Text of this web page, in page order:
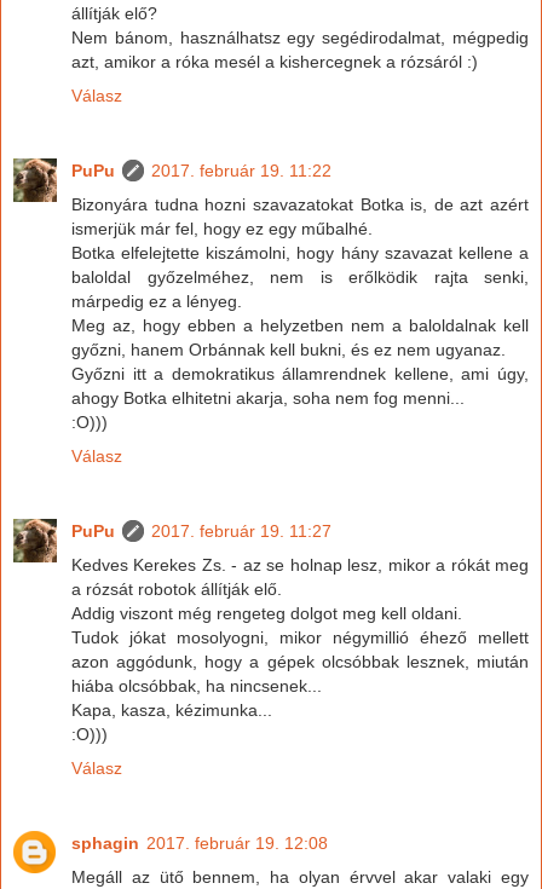
állítják elő?
Nem bánom, használhatsz egy segédirodalmat, mégpedig
azt, amikor a róka mesél a kishercegnek a rózsáról :)
Válasz
PuPu
2017. február 19. 11:22
Bizonyára tudna hozni szavazatokat Botka is, de azt azért
ismerjük már fel, hogy ez egy műbalhé.
Botka elfelejtette kiszámolni, hogy hány szavazat kellene a
baloldal győzelméhez, nem is erőlködik rajta senki,
márpedig ez a lényeg.
Meg az, hogy ebben a helyzetben nem a baloldalnak kell
győzni, hanem Orbánnak kell bukni, és ez nem ugyanaz.
Győzni itt a demokratikus államrendnek kellene, ami úgy,
ahogy Botka elhitetni akarja, soha nem fog menni...
:O)))
Válasz
PuPu
2017. február 19. 11:27
Kedves Kerekes Zs. - az se holnap lesz, mikor a rókát meg
a rózsát robotok állítják elő.
Addig viszont még rengeteg dolgot meg kell oldani.
Tudok jókat mosolyogni, mikor négymillió éhező mellett
azon aggódunk, hogy a gépek olcsóbbak lesznek, miután
hiába olcsóbbak, ha nincsenek...
Kapa, kasza, kézimunka...
:O)))
Válasz
sphagin 2017. február 19. 12:08
Megáll az ütő bennem, ha olyan érvvel akar valaki egy